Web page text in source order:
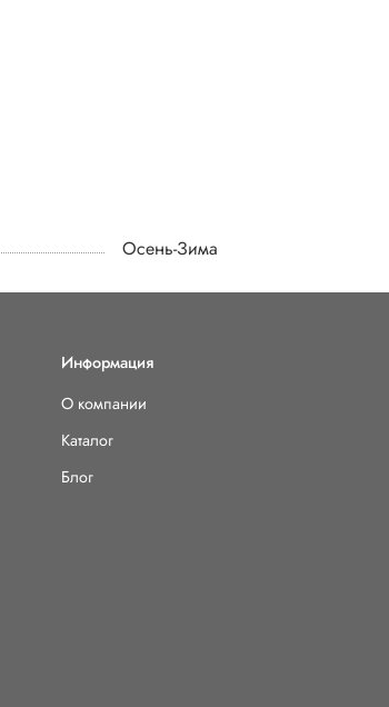
Осень-Зима
Информация
О компании
Каталог
Блог